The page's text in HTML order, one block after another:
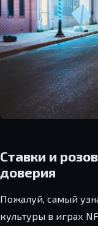
Ставки и
доверия
Пожалуй, самый
культуры в играх